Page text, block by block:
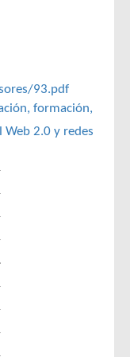
93.pdf
formación,
Web 2.0 y redes